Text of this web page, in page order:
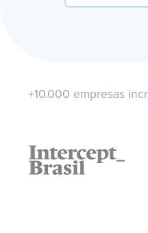
+10.000 empresas